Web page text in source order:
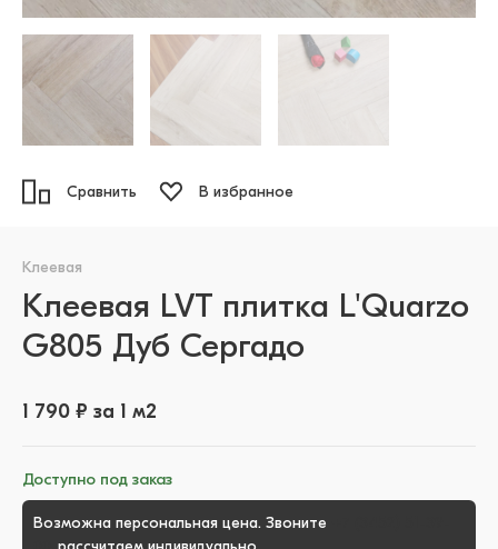
Сравнить В избранное
Клеевая
Клеевая LVT плитка L'Quarzo
G805 Дуб Сергадо
1 790 ₽ за 1 м2
Доступно под заказ
Возможна персональная цена. Звоните